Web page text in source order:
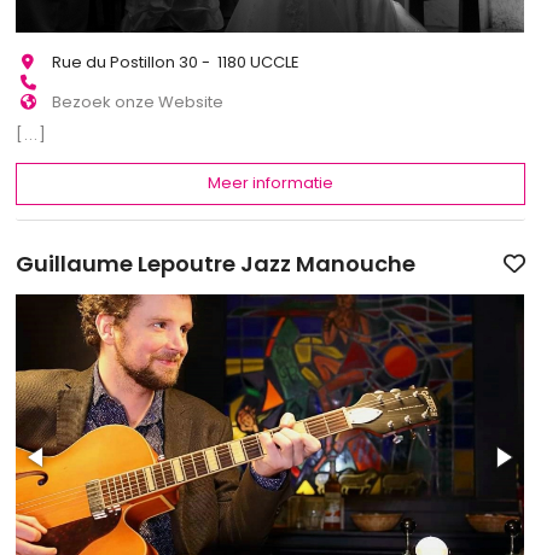
Rue du Postillon 30 - 1180 UCCLE
Bezoek onze Website
[...]
Meer informatie
Guillaume Lepoutre Jazz Manouche